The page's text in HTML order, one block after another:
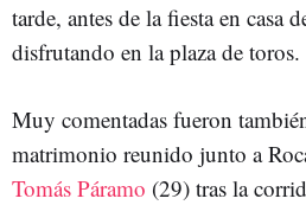
tarde, antes de la fiesta en casa
disfrutando en la plaza de toros.
Muy comentadas fueron
matrimonio reunido junto a
Tomás Páramo (29) tras la